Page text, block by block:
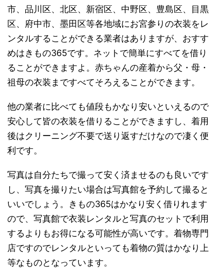
市、品川区、北区、新宿区、中野区、豊島区、目黒
区、府中市、墨田区等各地域にお宮参りの衣装をレ
ンタルすることができる業者はありますが、おすす
めはきもの365です。ネットで簡単にすべてを借り
ることができますよ。赤ちゃんの産着から父・母・
祖母の衣装まですべてそろえることができます。
他の業者に比べても値段もかなり安いといえるので
安心して皆の衣装を借りることができますし、着用
後はクリーニング不要で送り返すだけなので凄く便
利です。
写真は自分たちで撮って安く済ませるのも良いです
し、写真を撮りたい場合は写真館を予約して撮ると
いいでしょう。きもの365はかなり安く借りれます
ので、写真館で衣装レンタルと写真のセットで利用
するよりもお得になる可能性が高いです。着物専門
店ですのでレンタルといっても着物の質はかなり上
等なものとなっています。